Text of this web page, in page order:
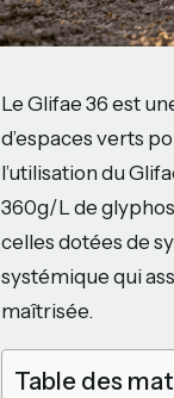
Le Glifae 36 est
d’espaces verts
l’utilisation du
360g/L de
celles dotées de
systémique qui
maîtrisée.
Table des